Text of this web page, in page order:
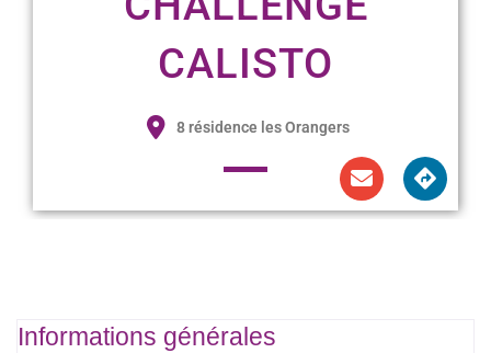
CALISTO
8 résidence les Orangers
Informations générales